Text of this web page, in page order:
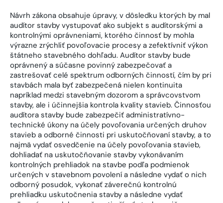
Návrh zákona obsahuje úpravy, v dôsledku ktorých by mal
audítor stavby vystupovať ako subjekt s audítorskými a
kontrolnými oprávneniami, ktorého činnosť by mohla
výrazne zrýchliť povoľovacie procesy a zefektívniť výkon
štátneho stavebného dohľadu. Audítor stavby bude
oprávnený a súčasne povinný zabezpečovať a
zastrešovať celé spektrum odborných činností, čím by pri
stavbách mala byť zabezpečená nielen kontinuita
napríklad medzi stavebným dozorom a správcovstvom
stavby, ale i účinnejšia kontrola kvality stavieb. Činnosťou
audítora stavby bude zabezpečiť administratívno-
technické úkony na účely povoľovania určených druhov
stavieb a odborné činnosti pri uskutočňovaní stavby, a to
najmä vydať osvedčenie na účely povoľovania stavieb,
dohliadať na uskutočňovanie stavby vykonávaním
kontrolných prehliadok na stavbe podľa podmienok
určených v stavebnom povolení a následne vydať o nich
odborný posudok, vykonať záverečnú kontrolnú
prehliadku uskutočnenia stavby a následne vydať